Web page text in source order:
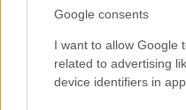
Google consents
I want to allow Google
related to advertising
device identifiers in
Sándor Színház. A